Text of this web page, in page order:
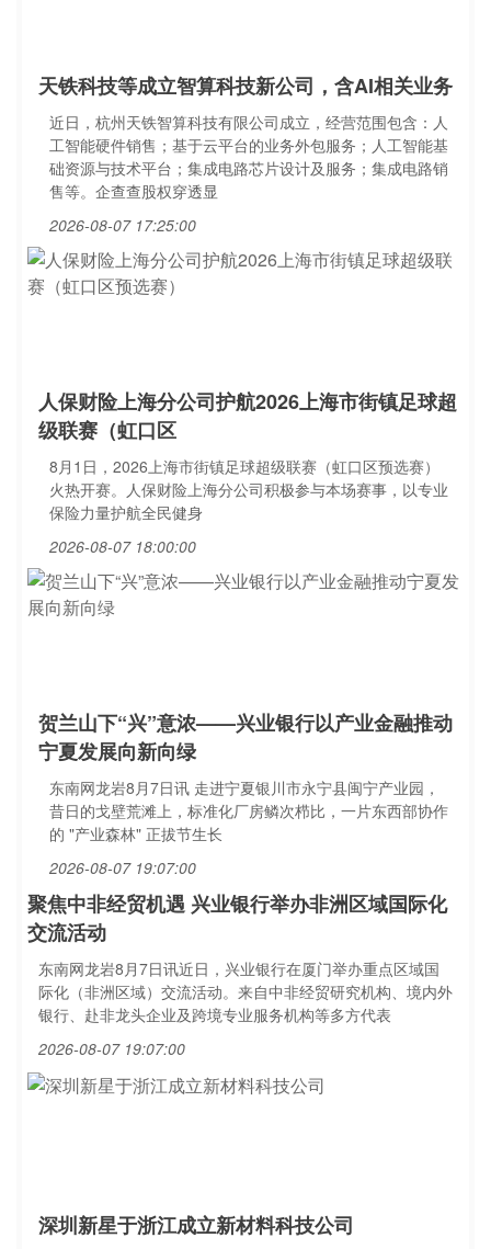
天铁科技等成立智算科技新公司，含AI相关业务
近日，杭州天铁智算科技有限公司成立，经营范围包含：人
工智能硬件销售；基于云平台的业务外包服务；人工智能基
础资源与技术平台；集成电路芯片设计及服务；集成电路销
售等。企查查股权穿透显
2026-08-07 17:25:00
人保财险上海分公司护航2026上海市街镇足球超
级联赛（虹口区
8月1日，2026上海市街镇足球超级联赛（虹口区预选赛）
火热开赛。人保财险上海分公司积极参与本场赛事，以专业
保险力量护航全民健身
2026-08-07 18:00:00
贺兰山下“兴”意浓——兴业银行以产业金融推动
宁夏发展向新向绿
东南网龙岩8月7日讯 走进宁夏银川市永宁县闽宁产业园，
昔日的戈壁荒滩上，标准化厂房鳞次栉比，一片东西部协作
的 "产业森林" 正拔节生长
2026-08-07 19:07:00
聚焦中非经贸机遇 兴业银行举办非洲区域国际化
交流活动
东南网龙岩8月7日讯近日，兴业银行在厦门举办重点区域国
际化（非洲区域）交流活动。来自中非经贸研究机构、境内外
银行、赴非龙头企业及跨境专业服务机构等多方代表
2026-08-07 19:07:00
深圳新星于浙江成立新材料科技公司